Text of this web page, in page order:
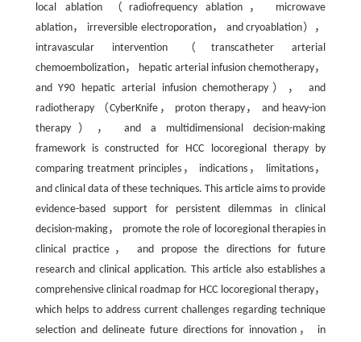
local ablation （radiofrequency ablation， microwave
ablation， irreversible electroporation， and cryoablation），
intravascular intervention （transcatheter arterial
chemoembolization， hepatic arterial infusion chemotherapy，
and Y90 hepatic arterial infusion chemotherapy）， and
radiotherapy （CyberKnife， proton therapy， and heavy-ion
therapy）， and a multidimensional decision-making
framework is constructed for HCC locoregional therapy by
comparing treatment principles， indications， limitations，
and clinical data of these techniques. This article aims to provide
evidence-based support for persistent dilemmas in clinical
decision-making， promote the role of locoregional therapies in
clinical practice， and propose the directions for future
research and clinical application. This article also establishes a
comprehensive clinical roadmap for HCC locoregional therapy，
which helps to address current challenges regarding technique
selection and delineate future directions for innovation， in